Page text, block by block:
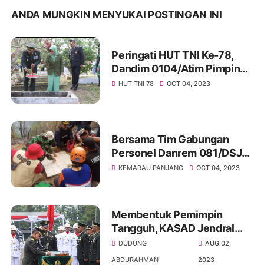
ANDA MUNGKIN MENYUKAI POSTINGAN INI
Peringati HUT TNI Ke-78,
Dandim 0104/Atim Pimpin
Ziarah Nasional
HUT TNI 78 OCT 04, 2023
Bersama Tim Gabungan
Personel Danrem 081/DSJ
Atasi Kebakaran Lahan dan
KEMARAU PANJANG OCT 04, 2023
Membentuk Pemimpin
Tangguh, KASAD Jendral
TNI Dr. Dudung
Abdurachman Lantik 1025
DUDUNG
ABDURAHMAN
AUG 02,
2023